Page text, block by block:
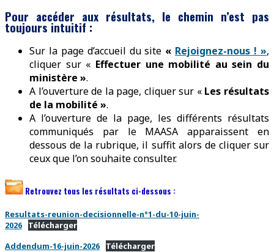
Pour accéder aux résultats, le chemin n’est pas
toujours intuitif :
Sur la page d’accueil du site « Rejoignez-nous ! »,
cliquer sur « Effectuer une mobilité au sein du
ministère ».
A l’ouverture de la page, cliquer sur « Les résultats
de la mobilité ».
A l’ouverture de la page, les différents résultats
communiqués par le MAASA apparaissent en
dessous de la rubrique, il suffit alors de cliquer sur
ceux que l’on souhaite consulter.
Retrouvez tous les résultats ci-dessous :
Resultats-reunion-decisionnelle-n°1-du-10-juin-
2026
Télécharger
Addendum-16-juin-2026
Télécharger